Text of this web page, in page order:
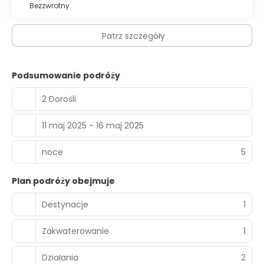
Bezzwrotny
Patrz szczegóły
Podsumowanie podróży
2 Dorośli
11 maj 2025 - 16 maj 2025
noce 5
Plan podróży obejmuje
Destynacje
1
Zakwaterowanie 1
Działania 2